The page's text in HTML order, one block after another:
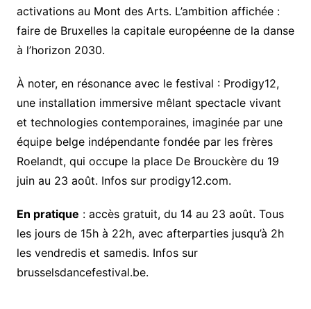
activations au Mont des Arts. L’ambition affichée :
faire de Bruxelles la capitale européenne de la danse
à l’horizon 2030.
À noter, en résonance avec le festival : Prodigy12,
une installation immersive mêlant spectacle vivant
et technologies contemporaines, imaginée par une
équipe belge indépendante fondée par les frères
Roelandt, qui occupe la place De Brouckère du 19
juin au 23 août. Infos sur prodigy12.com.
En pratique : accès gratuit, du 14 au 23 août. Tous
les jours de 15h à 22h, avec afterparties jusqu’à 2h
les vendredis et samedis. Infos sur
brusselsdancefestival.be.